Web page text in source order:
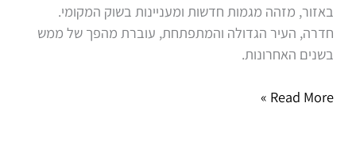
באזור, מזהה מגמות חדשות ומעניינות בשוק המקומי.
חדרה, העיר הגדולה והמתפתחת, עוברת מהפך של ממש
בשנים האחרונות.
Read More »